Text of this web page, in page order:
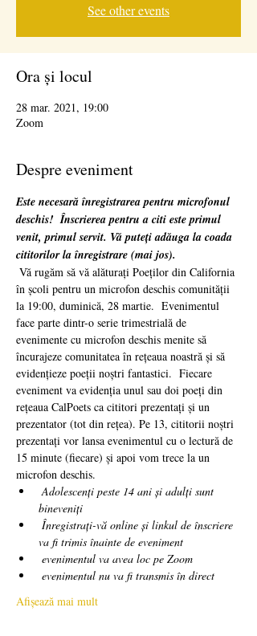
See other events
Ora și locul
28 mar. 2021, 19:00
Zoom
Despre eveniment
Este necesară înregistrarea pentru microfonul
deschis! Înscrierea pentru a citi este primul
venit, primul servit. Vă puteți adăuga la coada
cititorilor la înregistrare (mai jos).
în școli pentru un microfon deschis comunității
la 19:00, duminică, 28 martie.  Evenimentul
face parte dintr-o serie trimestrială de
evenimente cu microfon deschis menite să
încurajeze comunitatea în rețeaua noastră și să
evidențieze poeții noștri fantastici.  Fiecare
eveniment va evidenția unul sau doi poeți din
rețeaua CalPoets ca cititori prezentați și un
prezentator (tot din rețea). Pe 13, cititorii noștri
prezentați vor lansa evenimentul cu o lectură de
15 minute (fiecare) și apoi vom trece la un
microfon deschis.
Adolescenți peste 14 ani și adulți sunt
bineveniți
Înregistrați-vă online și linkul de înscriere
va fi trimis înainte de eveniment
evenimentul va avea loc pe Zoom
evenimentul nu va fi transmis în direct
Afișează mai mult